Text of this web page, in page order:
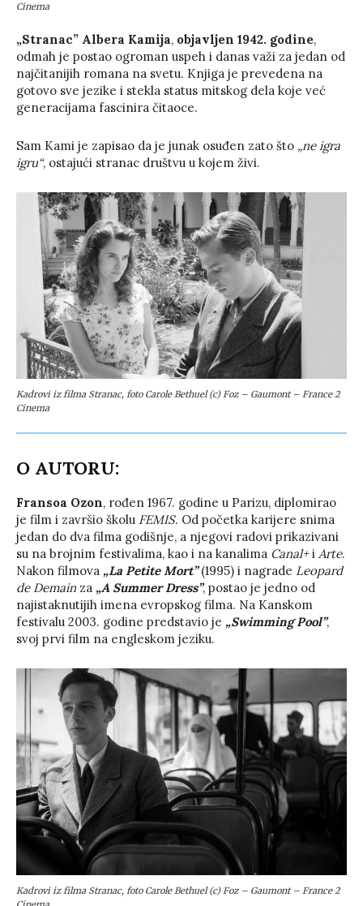
Cinema
„Stranac” Albera Kamija, objavljen 1942. godine,
odmah je postao ogroman uspeh i danas važi za jedan od
najčitanijih romana na svetu. Knjiga je prevedena na
gotovo sve jezike i stekla status mitskog dela koje već
generacijama fascinira čitaoce.
Sam Kami je zapisao da je junak osuđen zato što „ne igra
igru“, ostajući stranac društvu u kojem živi.
Kadrovi iz filma Stranac, foto Carole Bethuel (c) Foz – Gaumont – France 2
Cinema
O AUTORU:
Fransoa Ozon, rođen 1967. godine u Parizu, diplomirao
je film i završio školu FEMIS. Od početka karijere snima
jedan do dva filma godišnje, a njegovi radovi prikazivani
su na brojnim festivalima, kao i na kanalima Canal+i Arte.
Nakon filmova „La Petite Mort”(1995) i nagrade Leopard
de Demain za „A Summer Dress”, postao je jedno od
najistaknutijih imena evropskog filma. Na Kanskom
festivalu 2003. godine predstavio je „Swimming Pool”,
svoj prvi film na engleskom jeziku.
Kadrovi iz filma Stranac, foto Carole Bethuel (c) Foz – Gaumont – France 2